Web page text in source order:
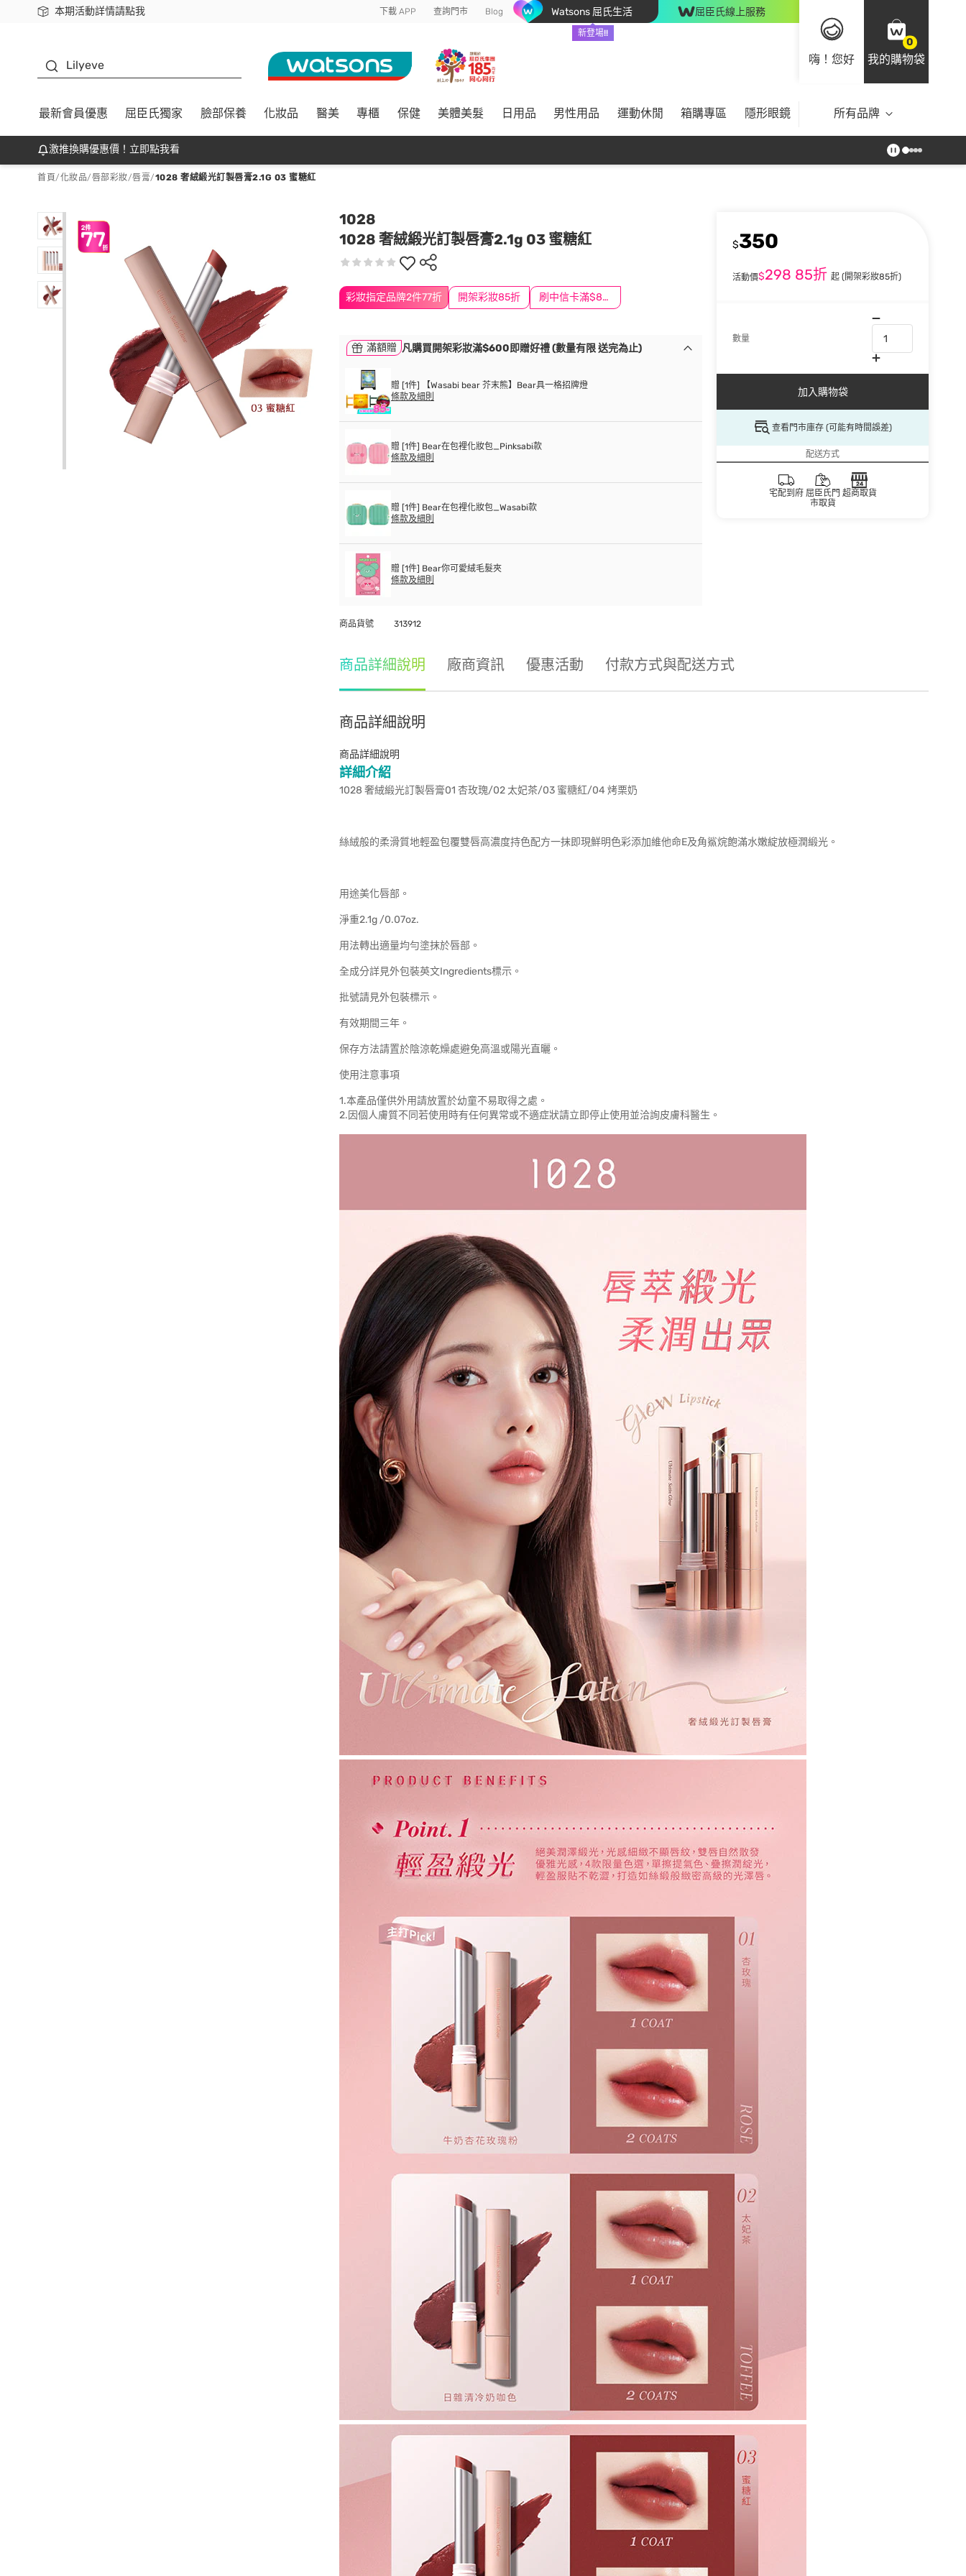
本期活動詳情請點我
下載app最高回饋$350 下載 APP 查詢門市 Blog Watsons 屈氏生活
新登場!!
屈臣氏線上服務
嗨！您好
0
我的購物袋
Lilyeve
最新會員優惠 屈臣氏獨家 臉部保養 化妝品 醫美 專櫃 保健 美體美髮 日用品 男性用品 運動休閒 箱購專區 隱形眼鏡 所有品牌
激推換購優惠價！立即點我看
首頁/化妝品/唇部彩妝/唇膏/1028 奢絨緞光訂製唇膏2.1G 03 蜜糖紅
1028
1028 奢絨緞光訂製唇膏2.1g 03 蜜糖紅
彩妝指定品牌2件77折 開架彩妝85折 刷中信卡滿$888送3萬點
$350
活動價$298 85折 起 (開架彩妝85折)
數量
加入購物袋
查看門市庫存 (可能有時間誤差)
配送方式
宅配到府 屈臣氏門
市取貨
超商取貨
滿額贈 凡購買開架彩妝滿$600即贈好禮 (數量有限 送完為止)
贈 [1件] 【Wasabi bear 芥末熊】Bear具一格招牌燈
條款及細則
贈 [1件] Bear在包裡化妝包_Pinksabi款
條款及細則
贈 [1件] Bear在包裡化妝包_Wasabi款
條款及細則
贈 [1件] Bear你可愛絨毛髮夾
條款及細則
商品貨號 313912
商品詳細說明 廠商資訊 優惠活動 付款方式與配送方式
商品詳細說明
商品詳細說明
詳細介紹
1028 奢絨緞光訂製唇膏01 杏玫瑰/02 太妃茶/03 蜜糖紅/04 烤栗奶
絲絨般的柔滑質地輕盈包覆雙唇高濃度持色配方一抹即現鮮明色彩添加維他命E及角鯊烷飽滿水嫩綻放極潤緞光。
用途美化唇部。
淨重2.1g /0.07oz.
用法轉出適量均勻塗抹於唇部。
全成分詳見外包裝英文Ingredients標示。
批號請見外包裝標示。
有效期間三年。
保存方法請置於陰涼乾燥處避免高溫或陽光直曬。
使用注意事項
1.本產品僅供外用請放置於幼童不易取得之處。
2.因個人膚質不同若使用時有任何異常或不適症狀請立即停止使用並洽詢皮膚科醫生。